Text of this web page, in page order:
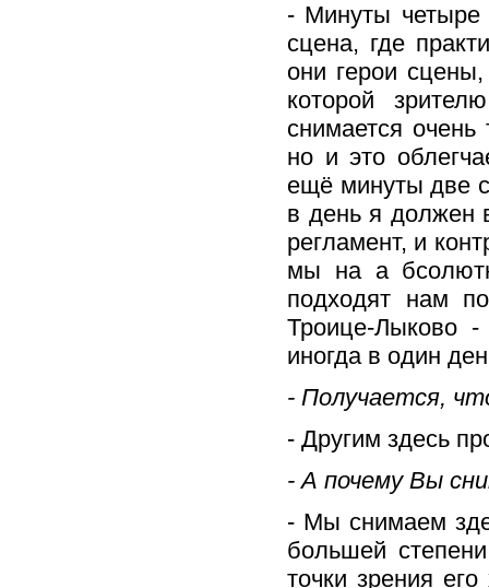
- Минуты четыре
сцена, где
они герои
которой
снимается
но и это
ещё минуты две
в день я должен
регламент, и
мы на а
подходят нам
Троице-Лыково
иногда в один
- Получается,
- Другим здесь
- А почему Вы
- Мы снимаем
большей
точки зрения